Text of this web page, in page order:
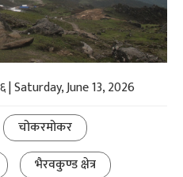
| Saturday, June 13, 2026
चोकरमोकर
भैरवकुण्ड क्षेत्र